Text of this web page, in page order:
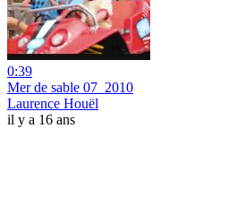
0:39
Mer de sable 07_2010
Laurence Houël
il y a 16 ans